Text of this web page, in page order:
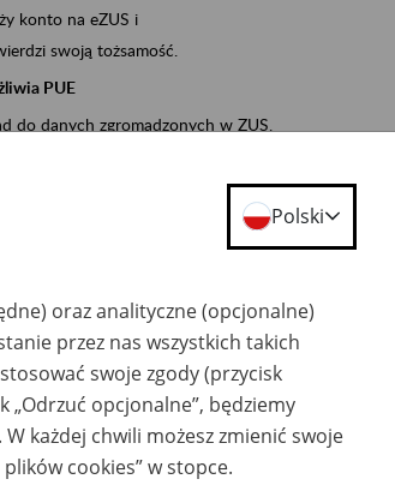
konto na eZUS i
swoją tożsamość.
PUE
do danych zgromadzonych w ZUS,
wniosków i otrzymywanie na nie odpowiedzi,
pytań i otrzymywanie odpowiedzi z ZUS,
się na wizyty w jednostce ZUS.
sprawdzić swoje dane zapisane na koncie w ZUS,
dostęp do informacji o stanie konta ubezpieczonego,
dostęp do informacji o wystawionych zwolnieniach
płatnikiem składek (np. przedsiębiorcą)
skorzystać z aplikacji ePłatnik, za pomocą której
wypełnisz i przekażesz dokumenty
Polski
oraz analityczne (opcjonalne)
przez nas wszystkich takich
swoje zgody (przycisk
„Odrzuć opcjonalne”, będziemy
każdej chwili możesz zmienić swoje
cookies” w stopce.